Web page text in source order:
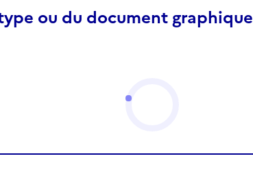
ou du document graphique